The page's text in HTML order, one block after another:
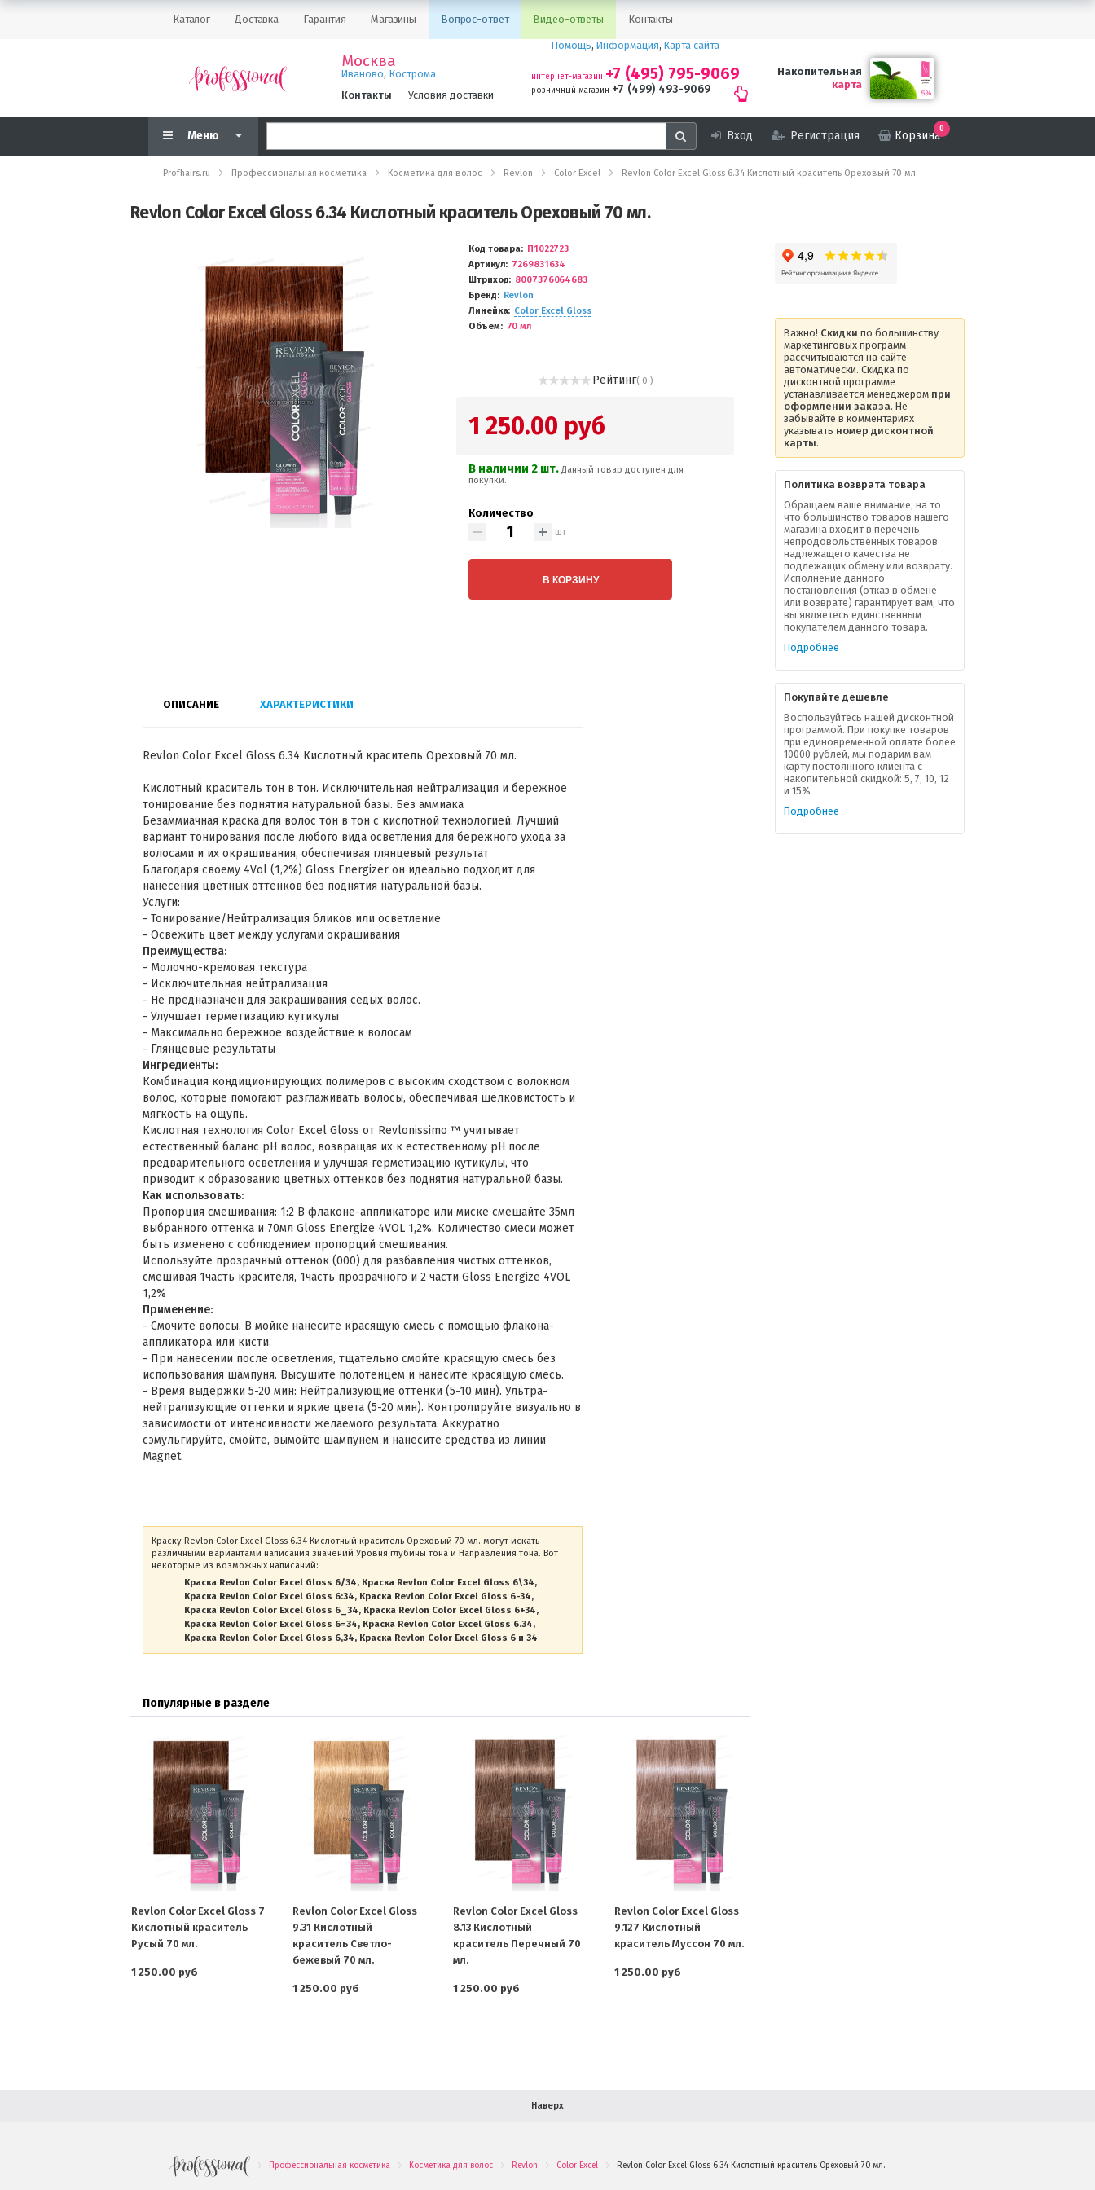
Каталог Доставка Гарантия Магазины Вопрос-ответ Видео-ответы Контакты
Москва
Иваново, Кострома
Контакты
Условия доставки
Помощь, Информация, Карта сайта
интернет-магазин +7 (495) 795-9069
розничный магазин +7 (499) 493-9069
Накопительная
карта
Меню Вход Регистрация Корзина
0
Profhairs.ru Профессиональная косметика Косметика для волос Revlon Color Excel Revlon Color Excel Gloss 6.34 Кислотный краситель Ореховый 70 мл.
Revlon Color Excel Gloss 6.34 Кислотный краситель Ореховый 70 мл.
Код товара
П1022723
Артикул
7269831634
Штриход
8007376064683
Бренд
Revlon
Линейка
Color Excel Gloss
Объем
70 мл
Рейтинг( 0 )
1 250.00 руб
В наличии 2 шт.Данный товар доступен для
покупки.
Количество
шт
В КОРЗИНУ
ОПИСАНИЕ ХАРАКТЕРИСТИКИ
Revlon Color Excel Gloss 6.34 Кислотный краситель Ореховый 70 мл.
Кислотный краситель тон в тон. Исключительная нейтрализация и бережное
тонирование без поднятия натуральной базы. Без аммиака
Безаммиачная краска для волос тон в тон с кислотной технологией. Лучший
вариант тонирования после любого вида осветления для бережного ухода за
волосами и их окрашивания, обеспечивая глянцевый результат
Благодаря своему 4Vol (1,2%) Gloss Energizer он идеально подходит для
нанесения цветных оттенков без поднятия натуральной базы.
Услуги:
- Тонирование/Нейтрализация бликов или осветление
- Освежить цвет между услугами окрашивания
Преимущества:
- Молочно-кремовая текстура
- Исключительная нейтрализация
- Не предназначен для закрашивания седых волос.
- Улучшает герметизацию кутикулы
- Максимально бережное воздействие к волосам
- Глянцевые результаты
Ингредиенты:
Комбинация кондиционирующих полимеров с высоким сходством с волокном
волос, которые помогают разглаживать волосы, обеспечивая шелковистость и
мягкость на ощупь.
Кислотная технология Color Excel Gloss от Revlonissimo ™ учитывает
естественный баланс pH волос, возвращая их к естественному pH после
предварительного осветления и улучшая герметизацию кутикулы, что
приводит к образованию цветных оттенков без поднятия натуральной базы.
Как использовать:
Пропорция смешивания: 1:2 В флаконе-аппликаторе или миске смешайте 35мл
выбранного оттенка и 70мл Gloss Energize 4VOL 1,2%. Количество смеси может
быть изменено с соблюдением пропорций смешивания.
Используйте прозрачный оттенок (000) для разбавления чистых оттенков,
смешивая 1часть красителя, 1часть прозрачного и 2 части Gloss Energize 4VOL
1,2%
Применение:
- Смочите волосы. В мойке нанесите красящую смесь с помощью флакона-
аппликатора или кисти.
- При нанесении после осветления, тщательно смойте красящую смесь без
использования шампуня. Высушите полотенцем и нанесите красящую смесь.
- Время выдержки 5-20 мин: Нейтрализующие оттенки (5-10 мин). Ультра-
нейтрализующие оттенки и яркие цвета (5-20 мин). Контролируйте визуально в
зависимости от интенсивности желаемого результата. Аккуратно
сэмульгируйте, смойте, вымойте шампунем и нанесите средства из линии
Magnet.
Краску Revlon Color Excel Gloss 6.34 Кислотный краситель Ореховый 70 мл. могут искать
различными вариантами написания значений Уровня глубины тона и Направления тона. Вот
некоторые из возможных написаний:
Краска Revlon Color Excel Gloss 6/34
Краска Revlon Color Excel Gloss 6\34
Краска Revlon Color Excel Gloss 6:34
Краска Revlon Color Excel Gloss 6-34
Краска Revlon Color Excel Gloss 6_34
Краска Revlon Color Excel Gloss 6+34
Краска Revlon Color Excel Gloss 6=34
Краска Revlon Color Excel Gloss 6.34
Краска Revlon Color Excel Gloss 6,34
Краска Revlon Color Excel Gloss 6 и 34
Популярные в разделе
Revlon Color Excel Gloss 7
Кислотный краситель
Русый 70 мл.
1 250.00 руб
Revlon Color Excel Gloss
9.31 Кислотный
краситель Светло-
бежевый 70 мл.
1 250.00 руб
Revlon Color Excel Gloss
8.13 Кислотный
краситель Перечный 70
мл.
1 250.00 руб
Revlon Color Excel Gloss
9.127 Кислотный
краситель Муссон 70 мл.
1 250.00 руб
Важно! Скидки по большинству
маркетинговых программ
рассчитываются на сайте
автоматически. Скидка по
дисконтной программе
устанавливается менеджером при
оформлении заказа. Не
забывайте в комментариях
указывать номер дисконтной
карты.
Политика возврата товара
Обращаем ваше внимание, на то
что большинство товаров нашего
магазина входит в перечень
непродовольственных товаров
надлежащего качества не
подлежащих обмену или возврату.
Исполнение данного
постановления (отказ в обмене
или возврате) гарантирует вам, что
вы являетесь единственным
покупателем данного товара.
Подробнее
Покупайте дешевле
Воспользуйтесь нашей дисконтной
программой. При покупке товаров
при единовременной оплате более
10000 рублей, мы подарим вам
карту постоянного клиента с
накопительной скидкой: 5, 7, 10, 12
и 15%
Подробнее
Наверх
Профессиональная косметика Косметика для волос Revlon Color Excel Revlon Color Excel Gloss 6.34 Кислотный краситель Ореховый 70 мл.